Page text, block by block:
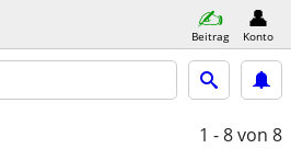
Beitrag Konto
1 - 8von 8